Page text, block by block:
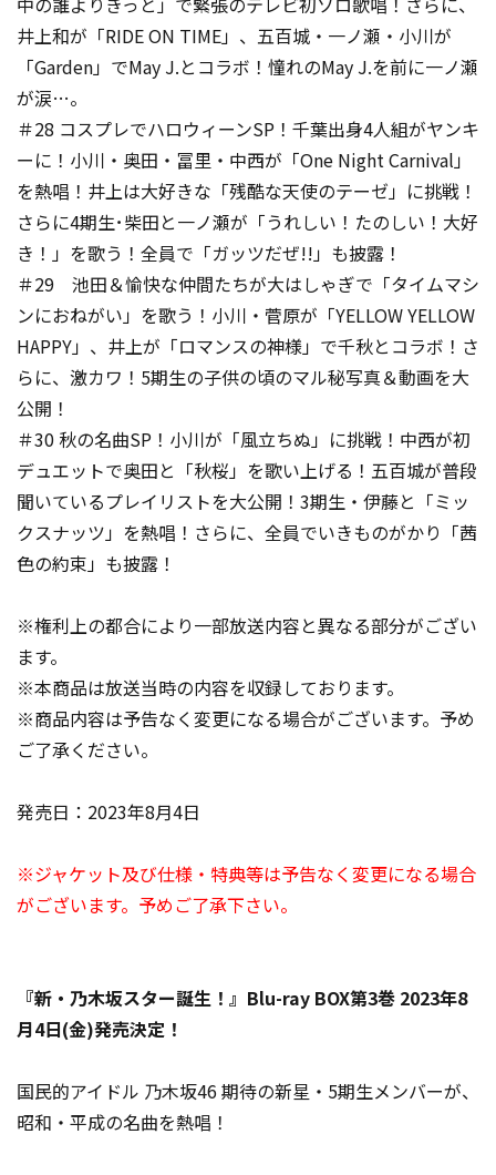
井上和が「RIDE ON TIME」、五百城・一ノ瀬・小川が
「Garden」でMay J.とコラボ！憧れのMay J.を前に一ノ瀬
が涙…。
＃28 コスプレでハロウィーンSP！千葉出身4人組がヤンキ
ーに！小川・奥田・冨里・中西が「One Night Carnival」
を熱唱！井上は大好きな「残酷な天使のテーゼ」に挑戦！
さらに4期生･柴田と一ノ瀬が「うれしい！たのしい！大好
き！」を歌う！全員で「ガッツだぜ!!」も披露！
＃29 池田＆愉快な仲間たちが大はしゃぎで「タイムマシ
ンにおねがい」を歌う！小川・菅原が「YELLOW YELLOW
HAPPY」、井上が「ロマンスの神様」で千秋とコラボ！さ
らに、激カワ！5期生の子供の頃のマル秘写真＆動画を大
公開！
＃30 秋の名曲SP！小川が「風立ちぬ」に挑戦！中西が初
デュエットで奥田と「秋桜」を歌い上げる！五百城が普段
聞いているプレイリストを大公開！3期生・伊藤と「ミッ
クスナッツ」を熱唱！さらに、全員でいきものがかり「茜
色の約束」も披露！
※権利上の都合により一部放送内容と異なる部分がござい
ます。
※本商品は放送当時の内容を収録しております。
※商品内容は予告なく変更になる場合がございます。予め
ご了承ください。
発売日：2023年8月4日
※ジャケット及び仕様・特典等は予告なく変更になる場合
がございます。予めご了承下さい。
『新・乃木坂スター誕生！』Blu-ray BOX第3巻 2023年8
月4日(金)発売決定！
国民的アイドル 乃木坂46 期待の新星・5期生メンバーが、
昭和・平成の名曲を熱唱！